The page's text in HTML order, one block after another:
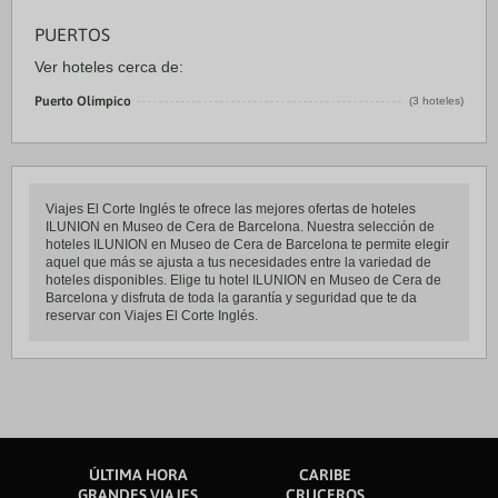
PUERTOS
Ver hoteles cerca de:
Puerto Olímpico (3 hoteles)
Viajes El Corte Inglés te ofrece las mejores ofertas de hoteles
ILUNION en Museo de Cera de Barcelona. Nuestra selección de
hoteles ILUNION en Museo de Cera de Barcelona te permite elegir
aquel que más se ajusta a tus necesidades entre la variedad de
hoteles disponibles. Elige tu hotel ILUNION en Museo de Cera de
Barcelona y disfruta de toda la garantía y seguridad que te da
reservar con Viajes El Corte Inglés.
ÚLTIMA HORA
CARIBE